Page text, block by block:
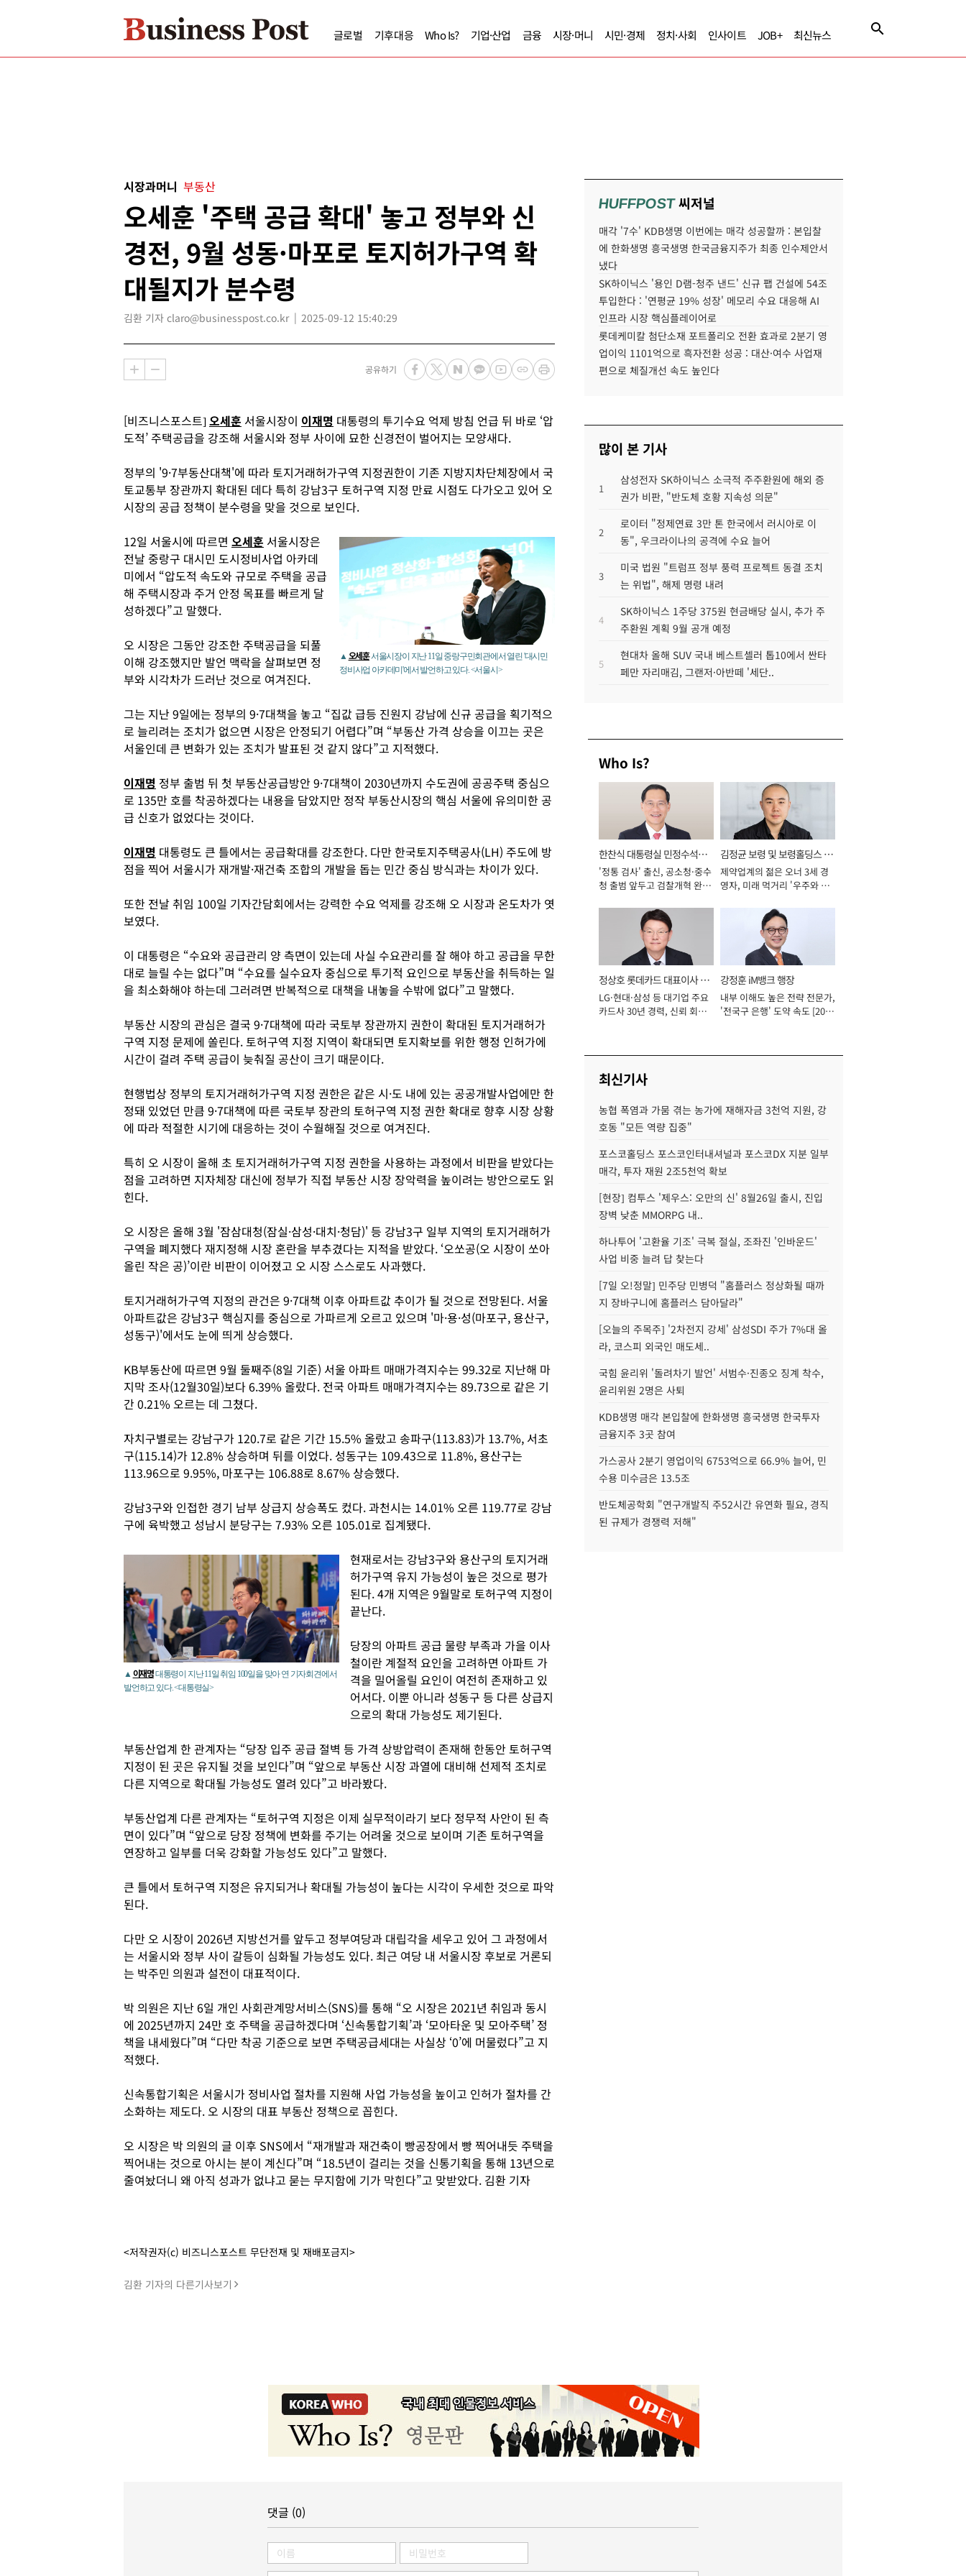
글로벌 기후대응 Who Is? 기업·산업 금융 시장·머니 시민·경제 정치·사회 인사이트 JOB+ 최신뉴스
시장과머니 부동산
오세훈 '주택 공급 확대' 놓고 정부와 신
경전, 9월 성동·마포로 토지허가구역 확
대될지가 분수령
김환 기자 claro@businesspost.co.kr 2025-09-12 15:40:29
공유하기
[비즈니스포스트]오세훈 서울시장이 이재명 대통령의 투기수요 억제 방침 언급 뒤 바로 ‘압
도적’ 주택공급을 강조해 서울시와 정부 사이에 묘한 신경전이 벌어지는 모양새다.
정부의 '9·7부동산대책'에 따라 토지거래허가구역 지정권한이 기존 지방지차단체장에서 국
토교통부 장관까지 확대된 데다 특히 강남3구 토허구역 지정 만료 시점도 다가오고 있어 오
시장의 공급 정책이 분수령을 맞을 것으로 보인다.
▲ 오세훈서울시장이 지난 11일 중랑구민회관에서 열린 '대시민
정비사업 아카데미'에서 발언하고 있다. <서울시>
12일 서울시에 따르면 오세훈 서울시장은
전날 중랑구 대시민 도시정비사업 아카데
미에서 “압도적 속도와 규모로 주택을 공급
해 주택시장과 주거 안정 목표를 빠르게 달
성하겠다”고 말했다.
오 시장은 그동안 강조한 주택공급을 되풀
이해 강조했지만 발언 맥락을 살펴보면 정
부와 시각차가 드러난 것으로 여겨진다.
그는 지난 9일에는 정부의 9·7대책을 놓고 “집값 급등 진원지 강남에 신규 공급을 획기적으
로 늘리려는 조치가 없으면 시장은 안정되기 어렵다”며 “부동산 가격 상승을 이끄는 곳은
서울인데 큰 변화가 있는 조치가 발표된 것 같지 않다”고 지적했다.
이재명 정부 출범 뒤 첫 부동산공급방안 9·7대책이 2030년까지 수도권에 공공주택 중심으
로 135만 호를 착공하겠다는 내용을 담았지만 정작 부동산시장의 핵심 서울에 유의미한 공
급 신호가 없었다는 것이다.
이재명 대통령도 큰 틀에서는 공급확대를 강조한다. 다만 한국토지주택공사(LH) 주도에 방
점을 찍어 서울시가 재개발·재건축 조합의 개발을 돕는 민간 중심 방식과는 차이가 있다.
또한 전날 취임 100일 기자간담회에서는 강력한 수요 억제를 강조해 오 시장과 온도차가 엿
보였다.
이 대통령은 “수요와 공급관리 양 측면이 있는데 사실 수요관리를 잘 해야 하고 공급을 무한
대로 늘릴 수는 없다”며 “수요를 실수요자 중심으로 투기적 요인으로 부동산을 취득하는 일
을 최소화해야 하는데 그러려면 반복적으로 대책을 내놓을 수밖에 없다”고 말했다.
부동산 시장의 관심은 결국 9·7대책에 따라 국토부 장관까지 권한이 확대된 토지거래허가
구역 지정 문제에 쏠린다. 토허구역 지정 지역이 확대되면 토지확보를 위한 행정 인허가에
시간이 걸려 주택 공급이 늦춰질 공산이 크기 때문이다.
현행법상 정부의 토지거래허가구역 지정 권한은 같은 시·도 내에 있는 공공개발사업에만 한
정돼 있었던 만큼 9·7대책에 따른 국토부 장관의 토허구역 지정 권한 확대로 향후 시장 상황
에 따라 적절한 시기에 대응하는 것이 수월해질 것으로 여겨진다.
특히 오 시장이 올해 초 토지거래허가구역 지정 권한을 사용하는 과정에서 비판을 받았다는
점을 고려하면 지자체장 대신에 정부가 직접 부동산 시장 장악력을 높이려는 방안으로도 읽
힌다.
오 시장은 올해 3월 '잠삼대청(잠실·삼성·대치·청담)' 등 강남3구 일부 지역의 토지거래허가
구역을 폐지했다 재지정해 시장 혼란을 부추겼다는 지적을 받았다. ‘오쏘공(오 시장이 쏘아
올린 작은 공)’이란 비판이 이어졌고 오 시장 스스로도 사과했다.
토지거래허가구역 지정의 관건은 9·7대책 이후 아파트값 추이가 될 것으로 전망된다. 서울
아파트값은 강남3구 핵심지를 중심으로 가파르게 오르고 있으며 '마·용·성(마포구, 용산구,
성동구)'에서도 눈에 띄게 상승했다.
KB부동산에 따르면 9월 둘째주(8일 기준) 서울 아파트 매매가격지수는 99.32로 지난해 마
지막 조사(12월30일)보다 6.39% 올랐다. 전국 아파트 매매가격지수는 89.73으로 같은 기
간 0.21% 오르는 데 그쳤다.
자치구별로는 강남구가 120.7로 같은 기간 15.5% 올랐고 송파구(113.83)가 13.7%, 서초
구(115.14)가 12.8% 상승하며 뒤를 이었다. 성동구는 109.43으로 11.8%, 용산구는
113.96으로 9.95%, 마포구는 106.88로 8.67% 상승했다.
강남3구와 인접한 경기 남부 상급지 상승폭도 컸다. 과천시는 14.01% 오른 119.77로 강남
구에 육박했고 성남시 분당구는 7.93% 오른 105.01로 집계됐다.
▲ 이재명대통령이 지난 11일 취임 100일을 맞아 연 기자회견에서
발언하고 있다. <대통령실>
현재로서는 강남3구와 용산구의 토지거래
허가구역 유지 가능성이 높은 것으로 평가
된다. 4개 지역은 9월말로 토허구역 지정이
끝난다.
당장의 아파트 공급 물량 부족과 가을 이사
철이란 계절적 요인을 고려하면 아파트 가
격을 밀어올릴 요인이 여전히 존재하고 있
어서다. 이뿐 아니라 성동구 등 다른 상급지
으로의 확대 가능성도 제기된다.
부동산업계 한 관계자는 “당장 입주 공급 절벽 등 가격 상방압력이 존재해 한동안 토허구역
지정이 된 곳은 유지될 것을 보인다”며 “앞으로 부동산 시장 과열에 대비해 선제적 조치로
다른 지역으로 확대될 가능성도 열려 있다”고 바라봤다.
부동산업계 다른 관계자는 “토허구역 지정은 이제 실무적이라기 보다 정무적 사안이 된 측
면이 있다”며 “앞으로 당장 정책에 변화를 주기는 어려울 것으로 보이며 기존 토허구역을
연장하고 일부를 더욱 강화할 가능성도 있다”고 말했다.
큰 틀에서 토허구역 지정은 유지되거나 확대될 가능성이 높다는 시각이 우세한 것으로 파악
된다.
다만 오 시장이 2026년 지방선거를 앞두고 정부여당과 대립각을 세우고 있어 그 과정에서
는 서울시와 정부 사이 갈등이 심화될 가능성도 있다. 최근 여당 내 서울시장 후보로 거론되
는 박주민 의원과 설전이 대표적이다.
박 의원은 지난 6일 개인 사회관계망서비스(SNS)를 통해 “오 시장은 2021년 취임과 동시
에 2025년까지 24만 호 주택을 공급하겠다며 ‘신속통합기획’과 ‘모아타운 및 모아주택’ 정
책을 내세웠다”며 “다만 착공 기준으로 보면 주택공급세대는 사실상 ‘0’에 머물렀다”고 지
적했다.
신속통합기획은 서울시가 정비사업 절차를 지원해 사업 가능성을 높이고 인허가 절차를 간
소화하는 제도다. 오 시장의 대표 부동산 정책으로 꼽힌다.
오 시장은 박 의원의 글 이후 SNS에서 “재개발과 재건축이 빵공장에서 빵 찍어내듯 주택을
찍어내는 것으로 아시는 분이 계신다”며 “18.5년이 걸리는 것을 신통기획을 통해 13년으로
줄여놨더니 왜 아직 성과가 없냐고 묻는 무지함에 기가 막힌다”고 맞받았다. 김환 기자
<저작권자(c) 비즈니스포스트 무단전재 및 재배포금지>
김환 기자의 다른기사보기
HUFFPOST씨저널
매각 '7수' KDB생명 이번에는 매각 성공할까 : 본입찰
에 한화생명 흥국생명 한국금융지주가 최종 인수제안서
냈다
SK하이닉스 '용인 D램-청주 낸드' 신규 팹 건설에 54조
투입한다 : '연평균 19% 성장' 메모리 수요 대응해 AI
인프라 시장 핵심플레이어로
롯데케미칼 첨단소재 포트폴리오 전환 효과로 2분기 영
업이익 1101억으로 흑자전환 성공 : 대산·여수 사업재
편으로 체질개선 속도 높인다
많이 본 기사
1
삼성전자 SK하이닉스 소극적 주주환원에 해외 증
권가 비판, "반도체 호황 지속성 의문"
2
로이터 "정제연료 3만 톤 한국에서 러시아로 이
동", 우크라이나의 공격에 수요 늘어
3
미국 법원 "트럼프 정부 풍력 프로젝트 동결 조치
는 위법", 해제 명령 내려
4
SK하이닉스 1주당 375원 현금배당 실시, 추가 주
주환원 계획 9월 공개 예정
5
현대차 올해 SUV 국내 베스트셀러 톱10에서 싼타
페만 자리매김, 그랜저·아반떼 '세단..
Who Is?
한찬식 대통령실 민정수석비
서관
'정통 검사' 출신, 공소청·중수
청 출범 앞두고 검찰개혁 완수
김정균 보령 및 보령홀딩스 대
표이사 사장
제약업계의 젊은 오너 3세 경
영자, 미래 먹거리 '우주와 헬
정상호 롯데카드 대표이사 사
장
LG·현대·삼성 등 대기업 주요
카드사 30년 경력, 신뢰 회복
강정훈 iM뱅크 행장
내부 이해도 높은 전략 전문가,
'전국구 은행' 도약 속도 [2026
최신기사
농협 폭염과 가뭄 겪는 농가에 재해자금 3천억 지원, 강
호동 "모든 역량 집중"
포스코홀딩스 포스코인터내셔널과 포스코DX 지분 일부
매각, 투자 재원 2조5천억 확보
[현장] 컴투스 '제우스: 오만의 신' 8월26일 출시, 진입
장벽 낮춘 MMORPG 내..
하나투어 '고환율 기조' 극복 절실, 조좌진 '인바운드'
사업 비중 늘려 답 찾는다
[7일 오!정말] 민주당 민병덕 "홈플러스 정상화될 때까
지 장바구니에 홈플러스 담아달라"
[오늘의 주목주] '2차전지 강세' 삼성SDI 주가 7%대 올
라, 코스피 외국인 매도세..
국힘 윤리위 '돌려차기 발언' 서범수·진종오 징계 착수,
윤리위원 2명은 사퇴
KDB생명 매각 본입찰에 한화생명 흥국생명 한국투자
금융지주 3곳 참여
가스공사 2분기 영업이익 6753억으로 66.9% 늘어, 민
수용 미수금은 13.5조
반도체공학회 "연구개발직 주52시간 유연화 필요, 경직
된 규제가 경쟁력 저해"
댓글 (0)